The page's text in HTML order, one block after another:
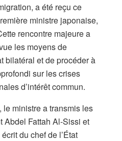
a été reçu ce
ministre japonaise,
rencontre majeure a
les moyens de
bilatéral et de procéder à
sur les crises
d’intérêt commun.
le ministre a transmis les
Abdel Fattah Al-Sissi et
du chef de l’État